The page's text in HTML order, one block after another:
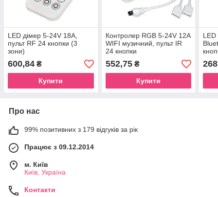
LED дімер 5-24V 18A,
пульт RF 24 кнопки (3
зони)
600,84 ₴
Купити
Контролер RGB 5-24V 12A
WIFI музичний, пульт IR
24 кнопки
552,75₴
Купити
LED
Про нас
99% позитивних з 179 відгуків за рік
Працює з 09.12.2014
м. Київ
Київ, Україна
Контакти